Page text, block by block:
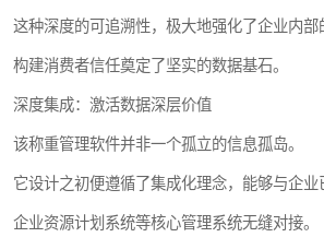
这种深度的可追溯性，极大地强化了企业内
构建消费者信任奠定了坚实的数据基石。
深度集成：激活数据深层价值
该称重管理软件并非一个孤立的信息孤岛。
它设计之初便遵循了集成化理念，能够与企业
企业资源计划系统等核心管理系统无缝对接。